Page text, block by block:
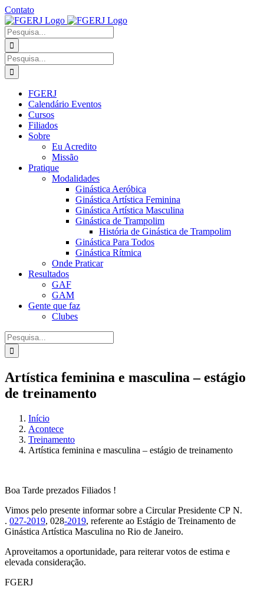
Ir
para
o
conteúdo
Contato
Facebook
Instagram
YouTube
Facebook
Grupo
Procurar
por:
Procurar
por:
FGERJ
Calendário Eventos
Cursos
Filiados
Sobre
Eu Acredito
Missão
Pratique
Modalidades
Ginástica Aeróbica
Ginástica Artística Feminina
Ginástica Artística Masculina
Ginástica de Trampolim
História de Ginástica de Trampolim
Ginástica Para Todos
Ginástica Rítmica
Onde Praticar
Resultados
GAF
GAM
Gente que faz
Clubes
Procurar
por:
Artística feminina e masculina – estágio
de treinamento
Início
Acontece
Treinamento
Artística feminina e masculina – estágio de treinamento
Boa Tarde prezados Filiados !
Vimos pelo presente informar sobre a Circular Presidente CP N.
. 027-2019, 028-2019, referente ao Estágio de Treinamento de
Ginástica Artística Masculina no Rio de Janeiro.
Aproveitamos a oportunidade, para reiterar votos de estima e
elevada consideração.
FGERJ